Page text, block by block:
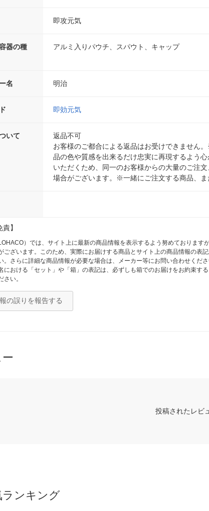
即攻元気
器の種
アルミ入りパウチ、スパウト、キャップ
名 明治
即効元気
いて
返品不可
お客様のご都合による返品はお受けできません
品の色や質感を出来るだけ忠実に再現するよう
いただくため、同一のお客様からの大量のご注
場合がございます。※一緒にご注文する商品、ま
】
）では、サイト上に最新の商品情報を表示するよう努めておりま
ございます。このため、実際にお届けする商品とサイト上の商品情報の
。さらに詳細な商品情報が必要な場合は、メーカー等にお問い合わせくださ
における「セット」や「箱」の表記は、必ずしも箱でのお届けをお約束
さい。
の誤りを報告する
投稿されたレビ
ランキング